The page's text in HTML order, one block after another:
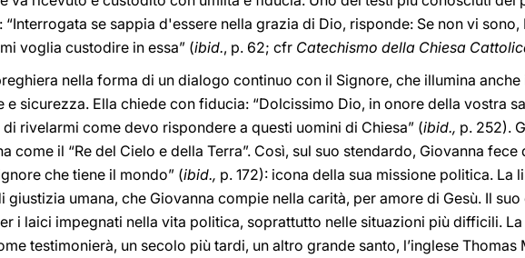
se sappia d'essere nella grazia di Dio, risponde: Se non vi
voglia custodire in essa” (ibid., p. 62; cfr Catechismo della Chiesa
nella forma di un dialogo continuo con il Signore, che illumina
sicurezza. Ella chiede con fiducia: “Dolcissimo Dio, in onore della vostra
rivelarmi come devo rispondere a questi uomini di Chiesa” (ibid., p. 252).
come il “Re del Cielo e della Terra”. Così, sul suo stendardo, Giovanna fece
che tiene il mondo” (ibid., p. 172): icona della sua missione politica. La
giustizia umana, che Giovanna compie nella carità, per amore di Gesù. Il suo
i laici impegnati nella vita politica, soprattutto nelle situazioni più difficili.
testimonierà, un secolo più tardi, un altro grande santo, l’inglese Thomas